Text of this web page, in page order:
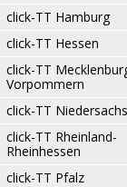
click-TT Hamburg
click-TT Hessen
click-TT
Vorpommern
click-TT
click-TT Rheinland-
Rheinhessen
click-TT Pfalz